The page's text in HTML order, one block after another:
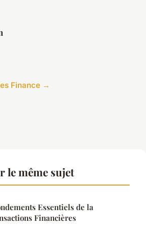
Finance →
le même sujet
Essentiels de la
Financières